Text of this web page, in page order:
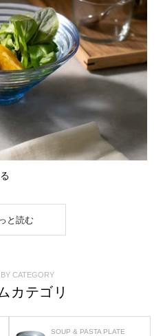
と読む
CATEGORY
カテゴリ
SOUP & PASTA PLATE